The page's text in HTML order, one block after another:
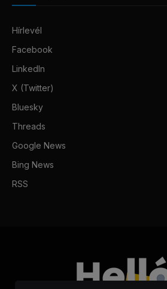
Hírlevél
Facebook
LinkedIn
X (Twitter)
Bluesky
Threads
Google News
Bing News
RSS